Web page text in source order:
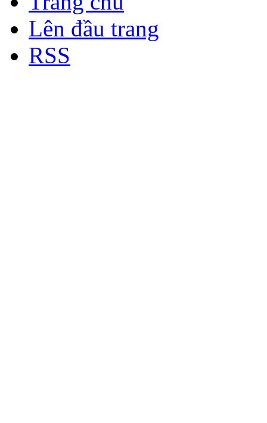
Lên đầu trang
RSS